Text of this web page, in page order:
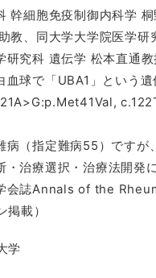
幹細胞免疫制御内科学
教、同⼤学⼤学院医学
究科 遺伝学 松本直通
球で「UBA1」という
病（指定難病55）ですが
治療選択・治療法開発
会誌Annals of the
載）
学